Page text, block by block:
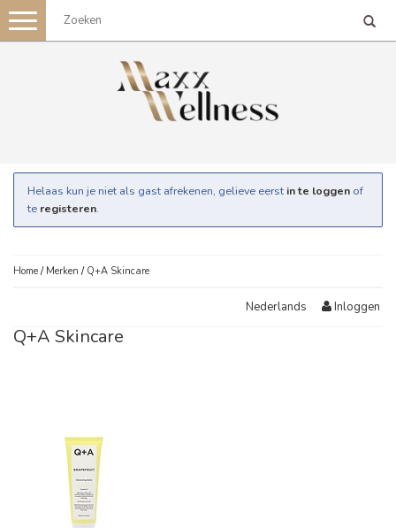
Toggle
navigation
Helaas kun je niet als gast afrekenen, gelieve eerst in te loggen of
te registeren.
Home / Merken / Q+A Skincare
Nederlands Inloggen
Q+A Skincare